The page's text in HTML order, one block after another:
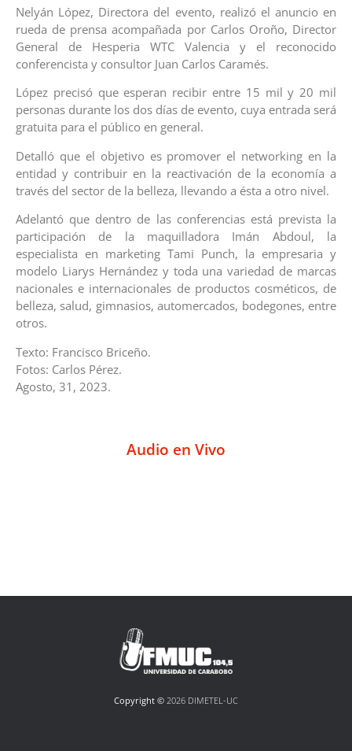
Nelyán López, Directora del evento, realizó el anuncio en
rueda de prensa acompañada por Carlos Oroño, Director
General de Hesperia WTC Valencia y el reconocido
conferencista y consultor Juan Carlos Caramés.
López precisó que esperan recibir entre 15 mil y 20 mil
personas durante los dos días de evento, cuya entrada será
gratuita para el público en general.
Detalló que el objetivo es promover el networking en la
entidad y contribuir en la reactivación de la economía a
través del sector de la belleza, llevando a ésta a otro nivel.
Adelantó que dentro de las conferencias está prevista la
participación de la maquilladora Imán Abdoul, la
especialista en marketing Tami Punch, la empresaria y
modelo Liarys Hernández y toda una variedad de marcas
nacionales e internacionales de productos cosméticos, de
belleza, salud, gimnasios, automercados, bodegones, entre
otros.
Texto: Francisco Briceño.
Fotos: Carlos Pérez.
Agosto, 31, 2023.
Audio en Vivo
Copyright © 2026 DIMETEL-UC